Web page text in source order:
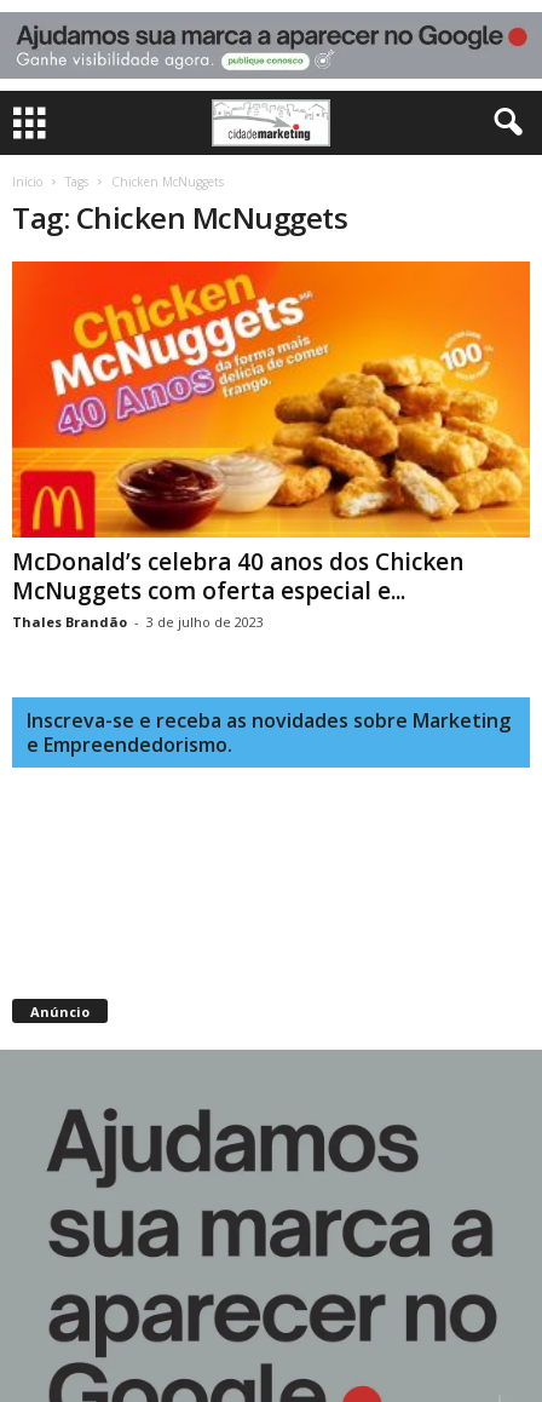
Início Tags Chicken McNuggets
Tag: Chicken McNuggets
McDonald’s celebra 40 anos dos Chicken
McNuggets com oferta especial e...
Thales Brandão - 3 de julho de 2023
Inscreva-se e receba as novidades sobre Marketing
e Empreendedorismo.
Anúncio